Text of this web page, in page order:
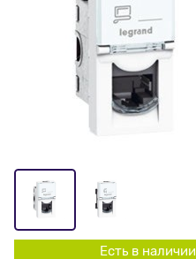
Есть в наличии